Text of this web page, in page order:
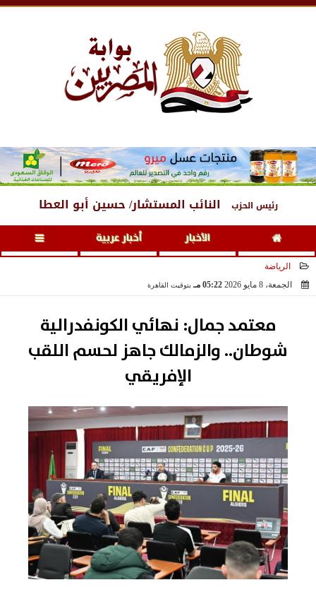
رئيس الحزب النائب المستشار/ حسين أبو العطا
الأخبار أخبار عربية
الرياضة
الجمعة، 8 مايو 2026
05:22 مـ بتوقيت القاهرة
معتمد جمال: نهائي الكونفدرالية
شوطان.. والزمالك جاهز لحسم اللقب
الإفريقي